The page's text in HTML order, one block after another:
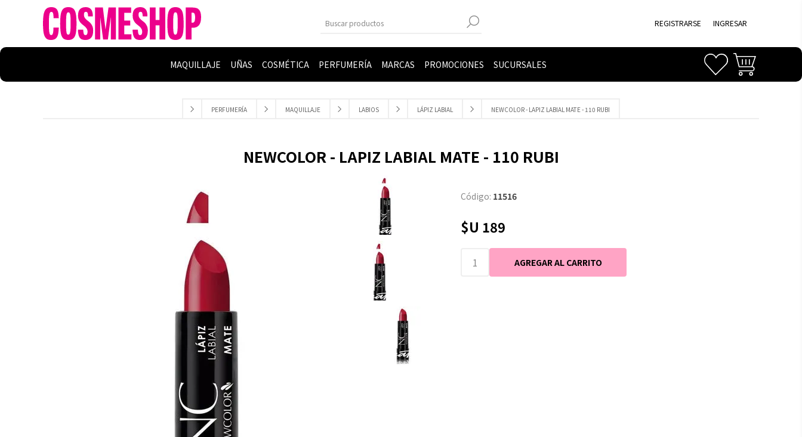
REGISTRARSE INGRESAR
MAQUILLAJE UÑAS COSMÉTICA PERFUMERÍA MARCAS PROMOCIONES SUCURSALES
PERFUMERÍA MAQUILLAJE LABIOS LÁPIZ LABIAL NEWCOLOR - LAPIZ LABIAL MATE - 110 RUBI
NEWCOLOR - LAPIZ LABIAL MATE - 110 RUBI
Código: 11516
$U 189